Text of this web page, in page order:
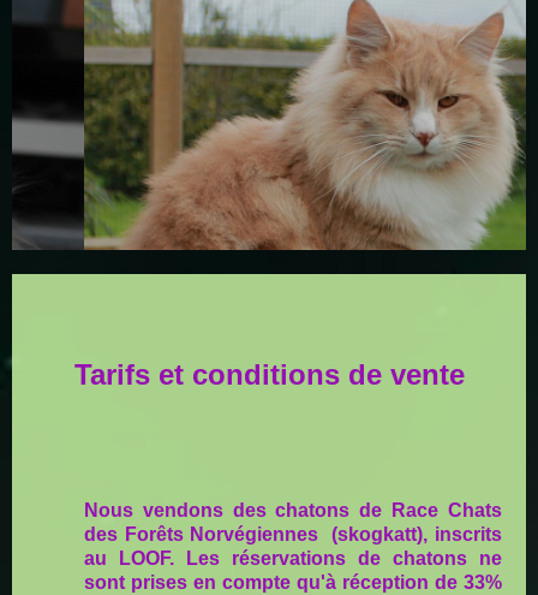
Tarifs et conditions de vente
Nous vendons des chatons de Race Chats
des Forêts Norvégiennes (skogkatt), inscrits
au LOOF. Les réservations de chatons ne
sont prises en compte qu'à réception de 33%